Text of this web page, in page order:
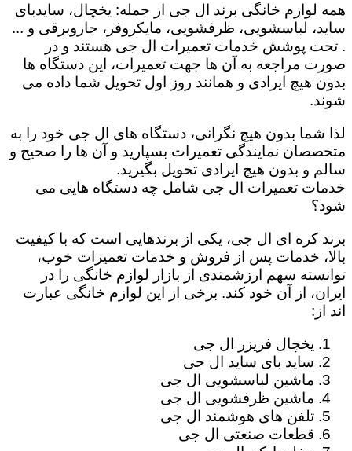
همه لوازم خانگی برند ال جی از جمله: یخچال، سایدبای
ساید، لباسشویی، ظرفشویی، مایکروفر، جاروبرقی و ...
. تحت پوشش خدمات تعمیرات ال جی هستند و در
صورت مراجعه به آن ها جهت تعمیرات، این دستگاه ها
بدون هیچ ایرادی و همانند روز اول تحویل شما داده می
شوند.
لذا شما بدون هیچ نگرانی، دستگاه های ال جی خود را به
متخصصان نمایندگی تعمیرات بسپارید و آن ها را صحیح و
سالم و بدون هیچ ایرادی تحویل بگیرید.
خدمات تعمیرات ال جی شامل چه دستگاه هایی می
شود؟
برند کره ای ال جی، یکی از برندهایی است که با کیفیت
بالا، خدمات پس از فروش و خدمات تعمیرات خوب،
توانسته سهم ارزشمندی از بازار لوازم خانگی را در
ایران، از آن خود کند. برخی از این لوازم خانگی عبارت
اند از:
یخچال فریزر ال جی
ساید بای ساید ال جی
ماشین لباسشویی ال جی
ماشین ظرفشویی ال جی
تلفن های هوشمند ال جی
قطعات صنعتی ال جی